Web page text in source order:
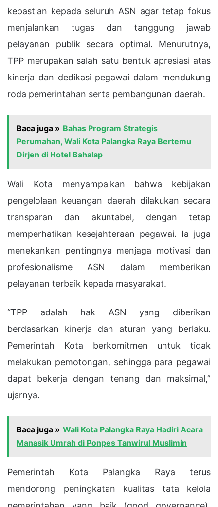
kepastian kepada seluruh ASN agar tetap fokus
menjalankan tugas dan tanggung jawab
pelayanan publik secara optimal. Menurutnya,
TPP merupakan salah satu bentuk apresiasi atas
kinerja dan dedikasi pegawai dalam mendukung
roda pemerintahan serta pembangunan daerah.
Baca juga » Bahas Program Strategis
Perumahan, Wali Kota Palangka Raya Bertemu
Dirjen di Hotel Bahalap
Wali Kota menyampaikan bahwa kebijakan
pengelolaan keuangan daerah dilakukan secara
transparan dan akuntabel, dengan tetap
memperhatikan kesejahteraan pegawai. Ia juga
menekankan pentingnya menjaga motivasi dan
profesionalisme ASN dalam memberikan
pelayanan terbaik kepada masyarakat.
“TPP adalah hak ASN yang diberikan
berdasarkan kinerja dan aturan yang berlaku.
Pemerintah Kota berkomitmen untuk tidak
melakukan pemotongan, sehingga para pegawai
dapat bekerja dengan tenang dan maksimal,”
ujarnya.
Baca juga » Wali Kota Palangka Raya Hadiri Acara
Manasik Umrah di Ponpes Tanwirul Muslimin
Pemerintah Kota Palangka Raya terus
mendorong peningkatan kualitas tata kelola